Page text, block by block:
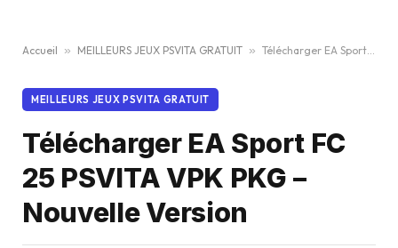
Accueil » MEILLEURS JEUX PSVITA GRATUIT » Télécharger EA Sport FC 25 PSVITA VPK PKG – Nouvelle Version
MEILLEURS JEUX PSVITA GRATUIT
Télécharger EA Sport FC
25 PSVITA VPK PKG –
Nouvelle Version